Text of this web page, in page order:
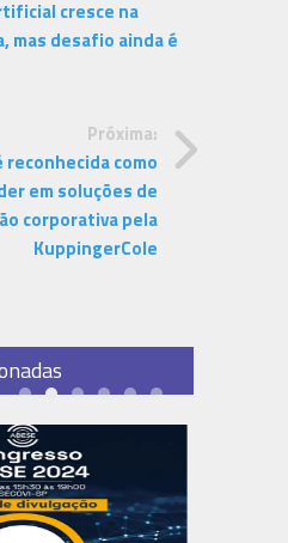
cresce na
mas desafio ainda é
Próxima:
reconhecida como
em soluções de
corporativa pela
KuppingerCole